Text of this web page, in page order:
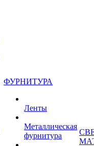
ФУРНИТУРА
Ленты
Металлическая
фурнитура